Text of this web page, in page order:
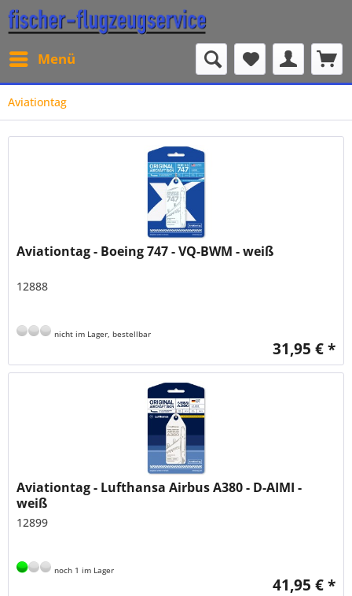
Menü
Aviationtag
Aviationtag - Boeing 747 - VQ-BWM - weiß
12888
nicht im Lager, bestellbar
31,95 € *
Aviationtag - Lufthansa Airbus A380 - D-AIMI -
weiß
12899
noch 1 im Lager
41,95 € *